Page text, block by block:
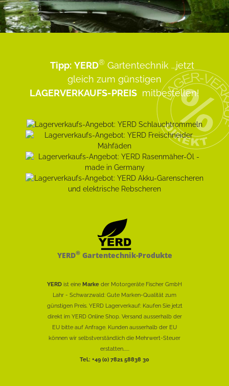
Tipp: YERD® Gartentechnik ...jetzt
gleich zum günstigen
LAGERVERKAUFS-PREIS mitbestellen!
YERD®Gartentechnik-Produkte
YERD ist eine Marke der Motorgeräte Fischer GmbH
Lahr - Schwarzwald: Gute Marken-Qualität zum
günstigen Preis. YERD Lagerverkauf: Kaufen Sie jetzt
direkt im YERD Online Shop. Versand ausserhalb der
EU bitte auf Anfrage. Kunden ausserhalb der EU
können wir selbstverständlich die Mehrwert-Steuer
erstatten......
Tel.: +49 (0) 7821 58838 30